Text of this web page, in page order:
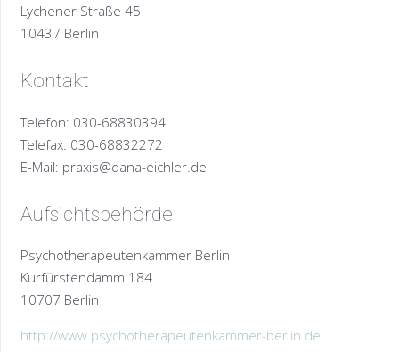
Lychener Straße 45
10437 Berlin
Kontakt
Telefon: 030-68830394
Telefax: 030-68832272
E-Mail: praxis@dana-eichler.de
Aufsichtsbehörde
Psychotherapeutenkammer Berlin
Kurfürstendamm 184
10707 Berlin
http://www.psychotherapeutenkammer-berlin.de